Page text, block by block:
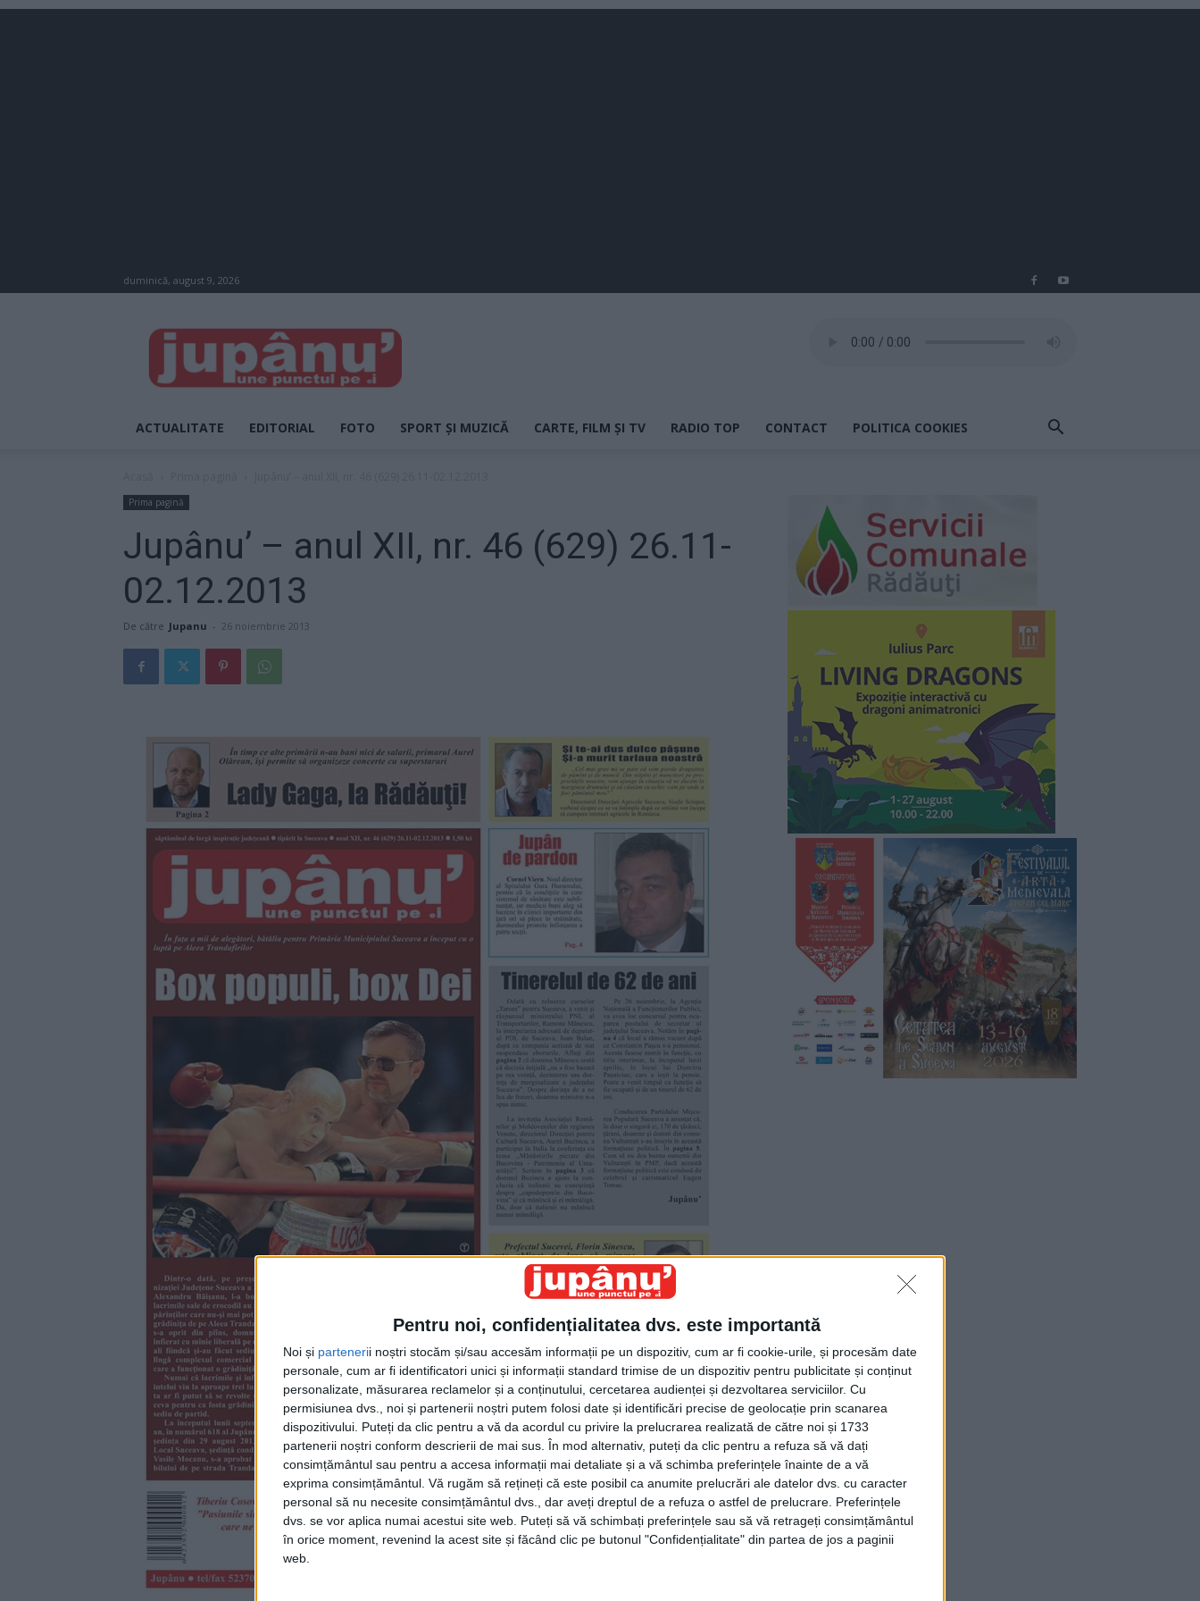
Pentru noi, confidențialitatea dvs. este importantă
Noi și partenerii noștri stocăm și/sau accesăm informații pe un dispozitiv, cum ar fi cookie-urile, și procesăm date
personale, cum ar fi identificatori unici și informații standard trimise de un dispozitiv pentru publicitate și conținut
personalizate, măsurarea reclamelor și a conținutului, cercetarea audienței și dezvoltarea serviciilor. Cu
permisiunea dvs., noi și partenerii noștri putem folosi date și identificări precise de geolocație prin scanarea
dispozitivului. Puteți da clic pentru a vă da acordul cu privire la prelucrarea realizată de către noi și 1733
partenerii noștri conform descrierii de mai sus. În mod alternativ, puteți da clic pentru a refuza să vă dați
consimțământul sau pentru a accesa informații mai detaliate și a vă schimba preferințele înainte de a vă
exprima consimțământul. Vă rugăm să rețineți că este posibil ca anumite prelucrări ale datelor dvs. cu caracter
personal să nu necesite consimțământul dvs., dar aveți dreptul de a refuza o astfel de prelucrare. Preferințele
dvs. se vor aplica numai acestui site web. Puteți să vă schimbați preferințele sau să vă retrageți consimțământul
în orice moment, revenind la acest site și făcând clic pe butonul "Confidențialitate" din partea de jos a paginii
web.
duminică, august 9, 2026
JUPÂNU'
ACTUALITATE EDITORIAL FOTO SPORT ȘI MUZICĂ CARTE, FILM ȘI TV RADIO TOP CONTACT POLITICA COOKIES
Prima pagină
Jupânu’ – anul XII, nr. 46 (629) 26.11-
02.12.2013
De către Jupanu - 26 noiembrie 2013